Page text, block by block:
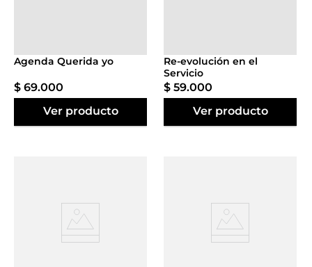
Agenda Querida yo
$ 69.000
Ver producto
Re-evolución en el
Servicio
$ 59.000
Ver producto